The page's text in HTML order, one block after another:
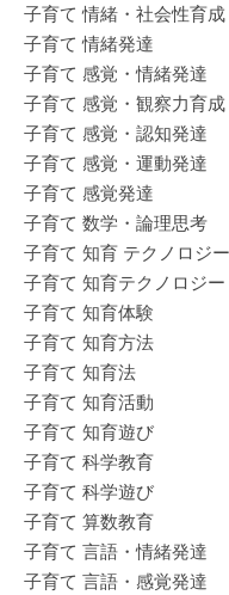
子育て 情緒・社会性育成
子育て 情緒発達
子育て 感覚・情緒発達
子育て 感覚・観察力育成
子育て 感覚・認知発達
子育て 感覚・運動発達
子育て 感覚発達
子育て 数学・論理思考
子育て 知育 テクノロジー
子育て 知育テクノロジー
子育て 知育体験
子育て 知育方法
子育て 知育法
子育て 知育活動
子育て 知育遊び
子育て 科学教育
子育て 科学遊び
子育て 算数教育
子育て 言語・情緒発達
子育て 言語・感覚発達